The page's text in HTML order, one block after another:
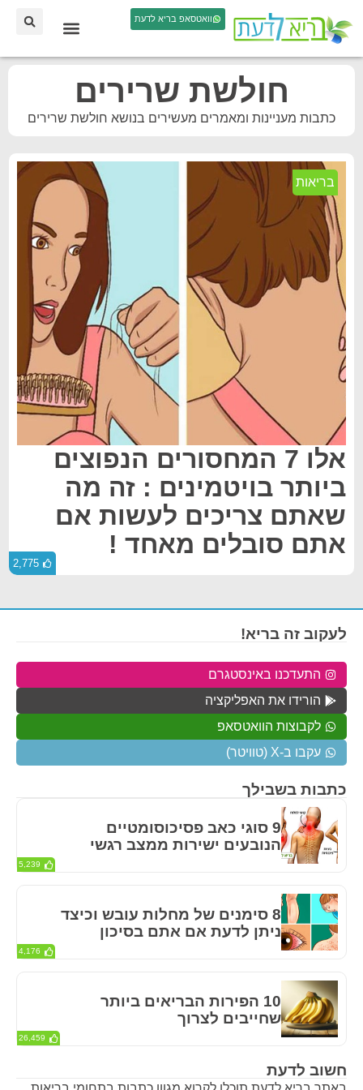
וואטסאפ בריא לדעת
חולשת שרירים
כתבות מעניינות ומאמרים מעשירים בנושא חולשת שרירים
בריאות
אלו 7 המחסורים הנפוצים
ביותר בויטמינים : זה מה
שאתם צריכים לעשות אם
אתם סובלים מאחד !
2,775
חשוב לדעת
כתבות בשבילך
9 סוגי כאב פסיכוסומטיים
הנובעים ישירות ממצב רגשי
5,239
8 סימנים של מחלות עובש וכיצד
ניתן לדעת אם אתם בסיכון
4,176
10 הפירות הבריאים ביותר
שחייבים לצרוך
26,459
לעקוב זה בריא!
התעדכנו באינסטגרם
הורידו את האפליקציה
לקבוצות הוואטסאפ
עקבו ב-X (טוויטר)